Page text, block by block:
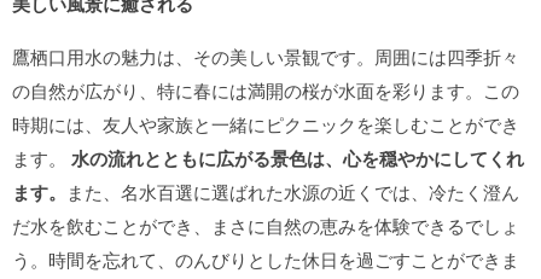
鷹栖口用水の魅力は、その美しい景観です。周囲には四季折々
の自然が広がり、特に春には満開の桜が水面を彩ります。この
時期には、友人や家族と一緒にピクニックを楽しむことができ
ます。 水の流れとともに広がる景色は、心を穏やかにしてくれ
ます。 また、名水百選に選ばれた水源の近くでは、冷たく澄ん
だ水を飲むことができ、まさに自然の恵みを体験できるでしょ
う。時間を忘れて、のんびりとした休日を過ごすことができま